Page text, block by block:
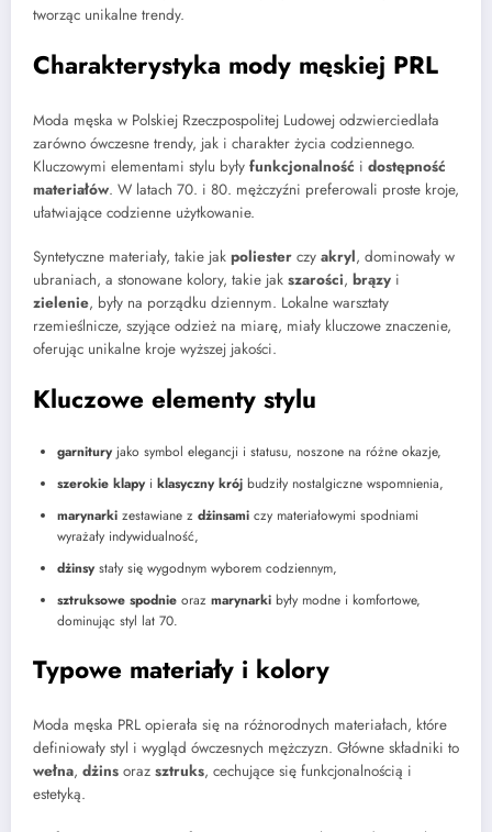
tworząc unikalne trendy.
Charakterystyka mody męskiej PRL
Moda męska w Polskiej Rzeczpospolitej Ludowej odzwierciedlała
zarówno ówczesne trendy, jak i charakter życia codziennego.
Kluczowymi elementami stylu były funkcjonalność i dostępność
materiałów. W latach 70. i 80. mężczyźni preferowali proste kroje,
ułatwiające codzienne użytkowanie.
Syntetyczne materiały, takie jak poliester czy akryl, dominowały w
ubraniach, a stonowane kolory, takie jak szarości, brązy i
zielenie, były na porządku dziennym. Lokalne warsztaty
rzemieślnicze, szyjące odzież na miarę, miały kluczowe znaczenie,
oferując unikalne kroje wyższej jakości.
Kluczowe elementy stylu
garnituryjako symbol elegancji i statusu, noszone na różne okazje,
szerokie klapyi klasyczny krój budziły nostalgiczne wspomnienia,
marynarki zestawiane z dżinsami czy materiałowymi spodniami
wyrażały indywidualność,
dżinsystały się wygodnym wyborem codziennym,
sztruksowe spodnie oraz marynarki były modne i komfortowe,
dominując styl lat 70.
Typowe materiały i kolory
Moda męska PRL opierała się na różnorodnych materiałach, które
definiowały styl i wygląd ówczesnych mężczyzn. Główne składniki to
wełna, dżins oraz sztruks, cechujące się funkcjonalnością i
estetyką.